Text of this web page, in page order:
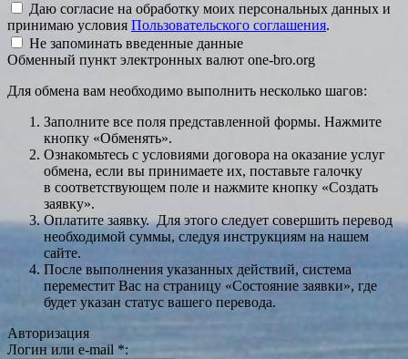
Даю согласие на обработку моих персональных данных и
принимаю условия Пользовательского соглашения.
Не запоминать введенные данные
Обменный пункт электронных валют one-bro.org
Для обмена вам необходимо выполнить несколько шагов:
Заполните все поля представленной формы. Нажмите
кнопку «Обменять».
Ознакомьтесь с условиями договора на оказание услуг
обмена, если вы принимаете их, поставьте галочку
в соответствующем поле и нажмите кнопку «Создать
заявку».
Оплатите заявку. Для этого следует совершить перевод
необходимой суммы, следуя инструкциям на нашем
сайте.
После выполнения указанных действий, система
переместит Вас на страницу «Состояние заявки», где
будет указан статус вашего перевода.
Авторизация
Логин или e-mail *: